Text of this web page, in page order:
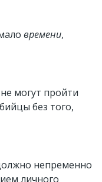
времени,
могут пройти
без того,
непременно
личного